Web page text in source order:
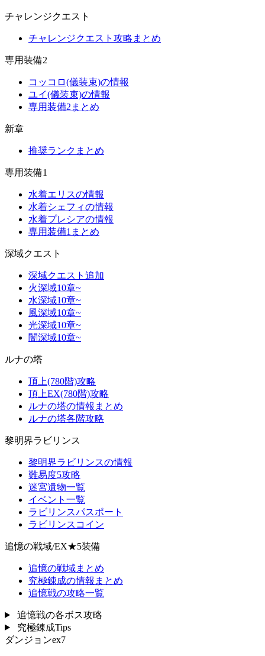
チャレンジクエスト
チャレンジクエスト攻略まとめ
専用装備2
コッコロ(儀装束)の情報
ユイ(儀装束)の情報
専用装備2まとめ
新章
推奨ランクまとめ
専用装備1
水着エリスの情報
水着シェフィの情報
水着プレシアの情報
専用装備1まとめ
深域クエスト
深域クエスト追加
火深域10章~
水深域10章~
風深域10章~
光深域10章~
闇深域10章~
ルナの塔
頂上(780階)攻略
頂上EX(780階)攻略
ルナの塔の情報まとめ
ルナの塔各階攻略
黎明界ラビリンス
黎明界ラビリンスの情報
難易度5攻略
迷宮遺物一覧
イベント一覧
ラビリンスパスポート
ラビリンスコイン
追憶の戦域/EX★5装備
追憶の戦域まとめ
究極錬成の情報まとめ
追憶戦の攻略一覧
追憶戦の各ボス攻略
究極錬成Tips
ダンジョンex7